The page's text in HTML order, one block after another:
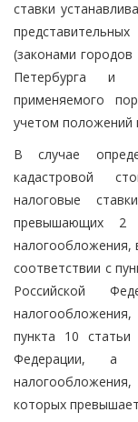
ставки
(законами
Петербурга и
применяемого
учетом положений
В случае
кадастровой
налоговые
превышающих 2
налогообложения,
соответствии с
Российской
пункта 10 статьи
Федерации, а
которых